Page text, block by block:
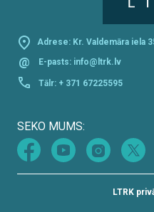
Adrese: Kr. Valdemāra iela
@ E-pasts: info@ltrk.lv
Tālr: + 371 67225595
SEKO MUMS:
LTRK